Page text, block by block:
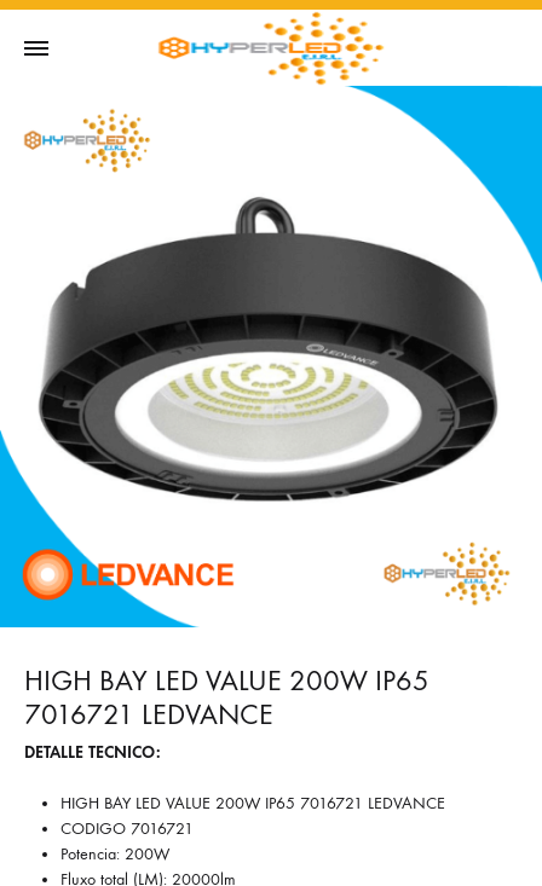
HIGH BAY LED VALUE 200W IP65
7016721 LEDVANCE
DETALLE TECNICO:
HIGH BAY LED VALUE 200W IP65 7016721 LEDVANCE
CODIGO 7016721
Potencia: 200W
Fluxo total (LM): 20000lm